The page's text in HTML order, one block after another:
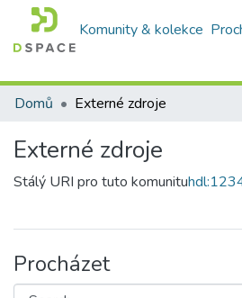
Komunity & kolekce
Domů
Externé zdroje
Externé zdroje
Stálý URI pro tuto komunitu
Procházet